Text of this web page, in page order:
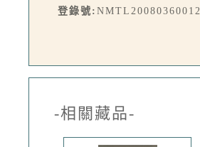
登錄號: NMTL20080360012
-相關藏品-